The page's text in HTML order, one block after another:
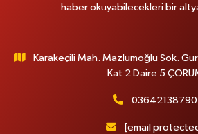
haber okuyabilecekleri bir
Karakeçili Mah. Mazlumoğlu Sok.
Kat 2 Daire 5
03642138790
[email